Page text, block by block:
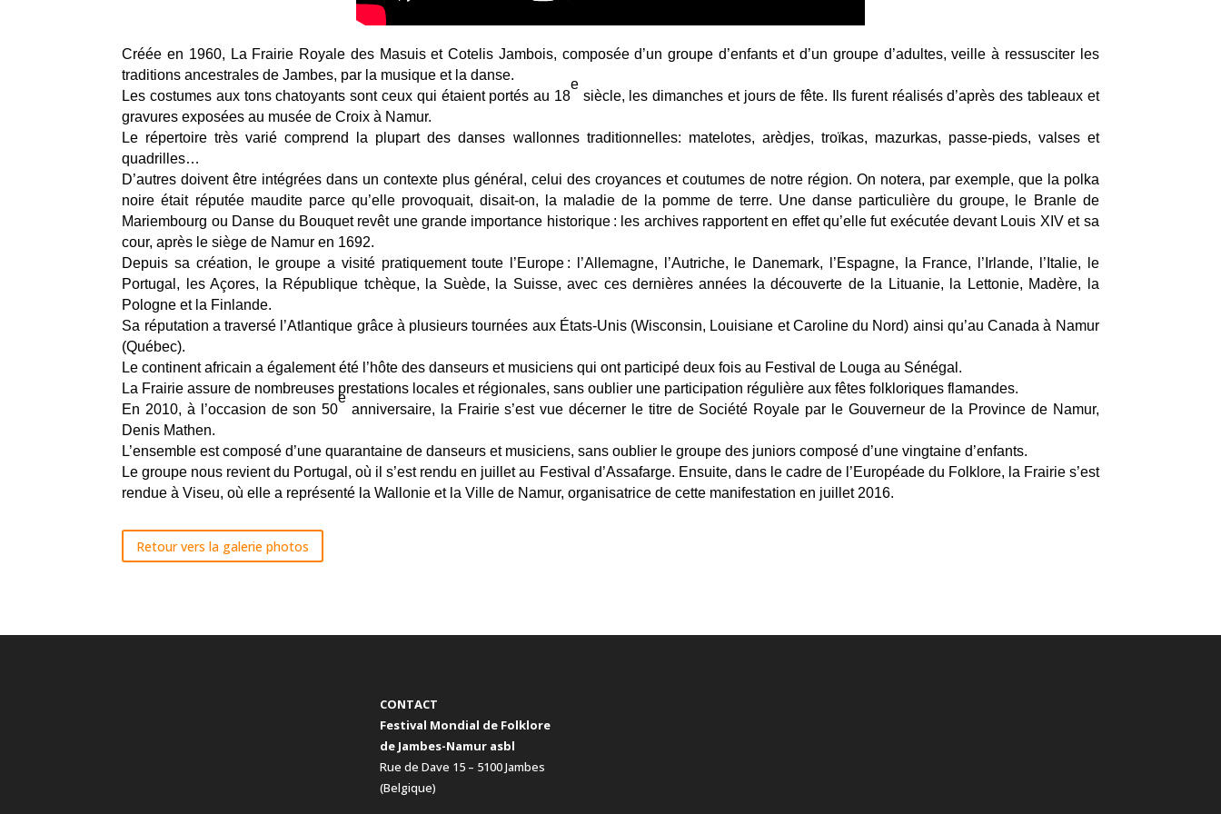
Créée en 1960, La Frairie Royale des Masuis et Cotelis Jambois, composée d’un groupe d’enfants et d’un groupe d’adultes, veille à ressusciter les
traditions ancestrales de Jambes, par la musique et la danse.
Les costumes aux tons chatoyants sont ceux qui étaient portés au 18
e
siècle, les dimanches et jours de fête. Ils furent réalisés d’après des tableaux et
gravures exposées au musée de Croix à Namur.
Le répertoire très varié comprend la plupart des danses wallonnes traditionnelles: matelotes, arèdjes, troïkas, mazurkas, passe-pieds, valses et
quadrilles…
D’autres doivent être intégrées dans un contexte plus général, celui des croyances et coutumes de notre région. On notera, par exemple, que la polka
noire était réputée maudite parce qu’elle provoquait, disait-on, la maladie de la pomme de terre. Une danse particulière du groupe, le Branle de
Mariembourg ou Danse du Bouquet revêt une grande importance historique : les archives rapportent en effet qu’elle fut exécutée devant Louis XIV et sa
cour, après le siège de Namur en 1692.
Depuis sa création, le groupe a visité pratiquement toute l’Europe : l’Allemagne, l’Autriche, le Danemark, l’Espagne, la France, l’Irlande, l’Italie, le
Portugal, les Açores, la République tchèque, la Suède, la Suisse, avec ces dernières années la découverte de la Lituanie, la Lettonie, Madère, la
Pologne et la Finlande.
Sa réputation a traversé l’Atlantique grâce à plusieurs tournées aux États-Unis (Wisconsin, Louisiane et Caroline du Nord) ainsi qu’au Canada à Namur
(Québec).
Le continent africain a également été l’hôte des danseurs et musiciens qui ont participé deux fois au Festival de Louga au Sénégal.
La Frairie assure de nombreuses prestations locales et régionales, sans oublier une participation régulière aux fêtes folkloriques flamandes.
En 2010, à l’occasion de son 50
e
anniversaire, la Frairie s’est vue décerner le titre de Société Royale par le Gouverneur de la Province de Namur,
Denis Mathen.
L’ensemble est composé d’une quarantaine de danseurs et musiciens, sans oublier le groupe des juniors composé d’une vingtaine d’enfants.
Le groupe nous revient du Portugal, où il s’est rendu en juillet au Festival d’Assafarge. Ensuite, dans le cadre de l’Européade du Folklore, la Frairie s’est
rendue à Viseu, où elle a représenté la Wallonie et la Ville de Namur, organisatrice de cette manifestation en juillet 2016.
Retour vers la galerie photos
CONTACT
Festival Mondial de Folklore
de Jambes-Namur asbl
Rue de Dave 15 – 5100 Jambes
(Belgique)